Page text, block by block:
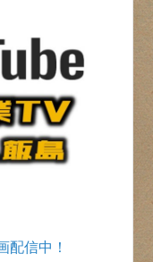
配信中！